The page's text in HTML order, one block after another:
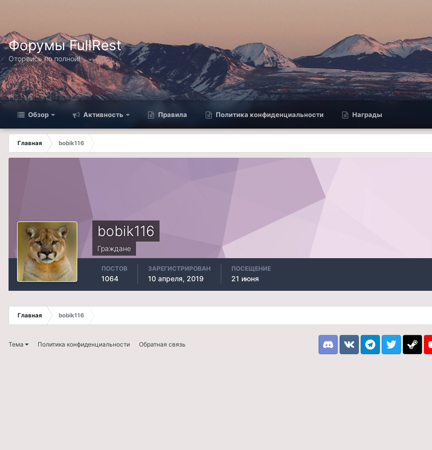
Форумы FullRest
Оторвись по полной!
Обзор Активность Правила Политика конфиденциальности Награды
Главная
bobik116
bobik116
Граждане
ПОСТОВ
1064
ЗАРЕГИСТРИРОВАН
10 апреля, 2019
ПОСЕЩЕНИЕ
21 июня
Главная bobik116
Тема Политика конфиденциальности Обратная связь
DiscordVK TelegramTwitter Steam